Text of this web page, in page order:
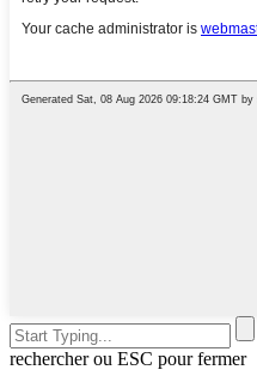
rechercher ou ESC pour fermer